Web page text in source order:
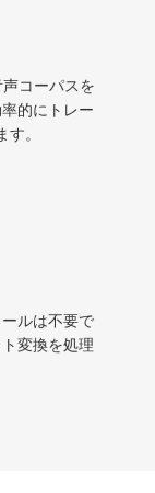
コーパスを
的にトレー
。
ルは不要で
変換を処理